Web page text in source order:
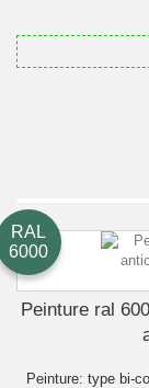
RAL
6000
Peinture ral
Peinture: type bi-